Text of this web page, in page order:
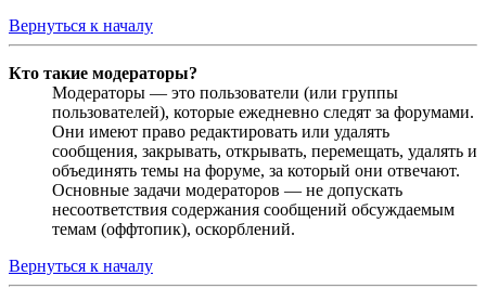
Вернуться к началу
Кто такие модераторы?
Модераторы — это пользователи (или группы
пользователей), которые ежедневно следят за форумами.
Они имеют право редактировать или удалять
сообщения, закрывать, открывать, перемещать, удалять и
объединять темы на форуме, за который они отвечают.
Основные задачи модераторов — не допускать
несоответствия содержания сообщений обсуждаемым
темам (оффтопик), оскорблений.
Вернуться к началу